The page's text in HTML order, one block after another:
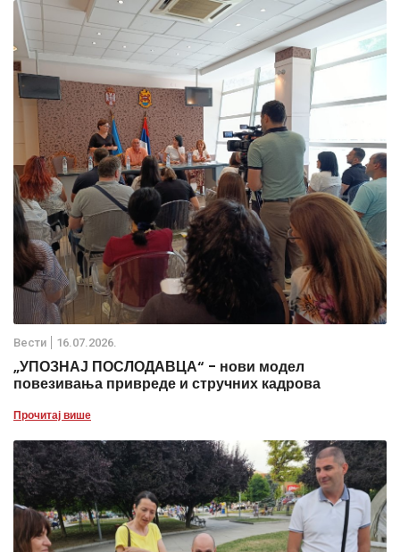
Вести 16.07.2026.
„УПОЗНАЈ ПОСЛОДАВЦА“ - нови модел
повезивања привреде и стручних кадрова
Прочитај више